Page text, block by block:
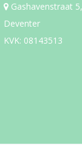
Gashavenstraat
Deventer
KVK: 08143513